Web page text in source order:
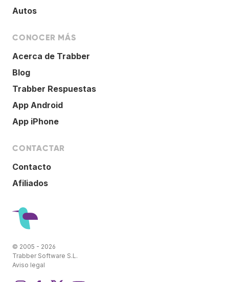
Autos
CONOCER MÁS
Acerca de Trabber
Blog
Trabber Respuestas
App Android
App iPhone
CONTACTAR
Contacto
Afiliados
© 2005 - 2026
Trabber Software S.L.
Aviso legal